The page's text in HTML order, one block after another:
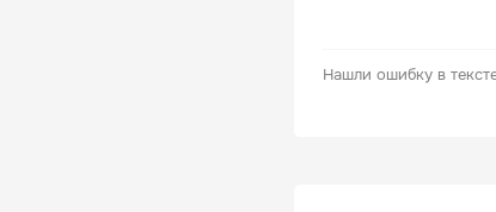
Нашли ошибку в